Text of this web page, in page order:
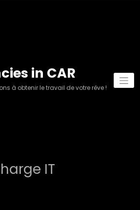
in CAR
à obtenir le travail de votre rêve !
IT